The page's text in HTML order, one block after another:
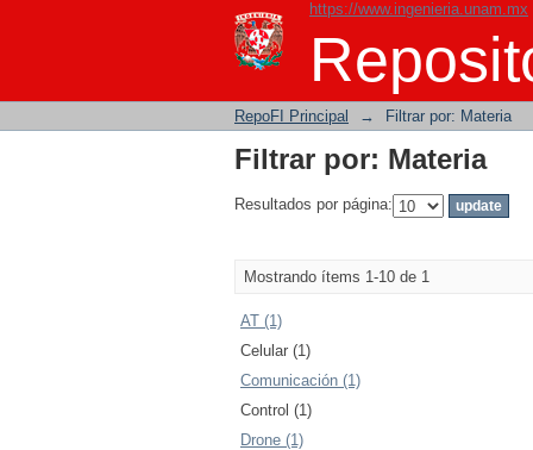
https://www.ingenieria.unam.mx
Filtrar por: Materia
RepoFI Principal → Filtrar por: Materia
Filtrar por: Materia
Resultados por página:
Mostrando ítems 1-10 de 1
AT (1)
Celular (1)
Comunicación (1)
Control (1)
Drone (1)